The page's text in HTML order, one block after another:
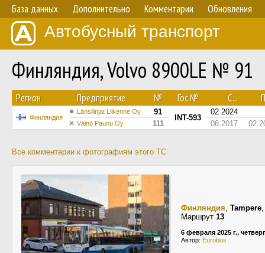
База данных Дополнительно Комментарии Обновления
Автобусный транспорт
Финляндия, Volvo 8900LE № 91
Регион Предприятие № Гос.№ С...
Финляндия
Länsilinjat Liikenne Oy 91
INT-593
02.2024
Väinö Paunu Oy 111 08.2017
Все комментарии к фотографиям этого ТС
Финляндия, Tampere
Маршрут 13
6 февраля 2025 г., четверг
Автор: Eurobus